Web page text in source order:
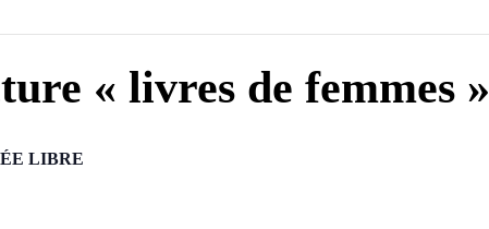
« livres de femmes »
LIBRE